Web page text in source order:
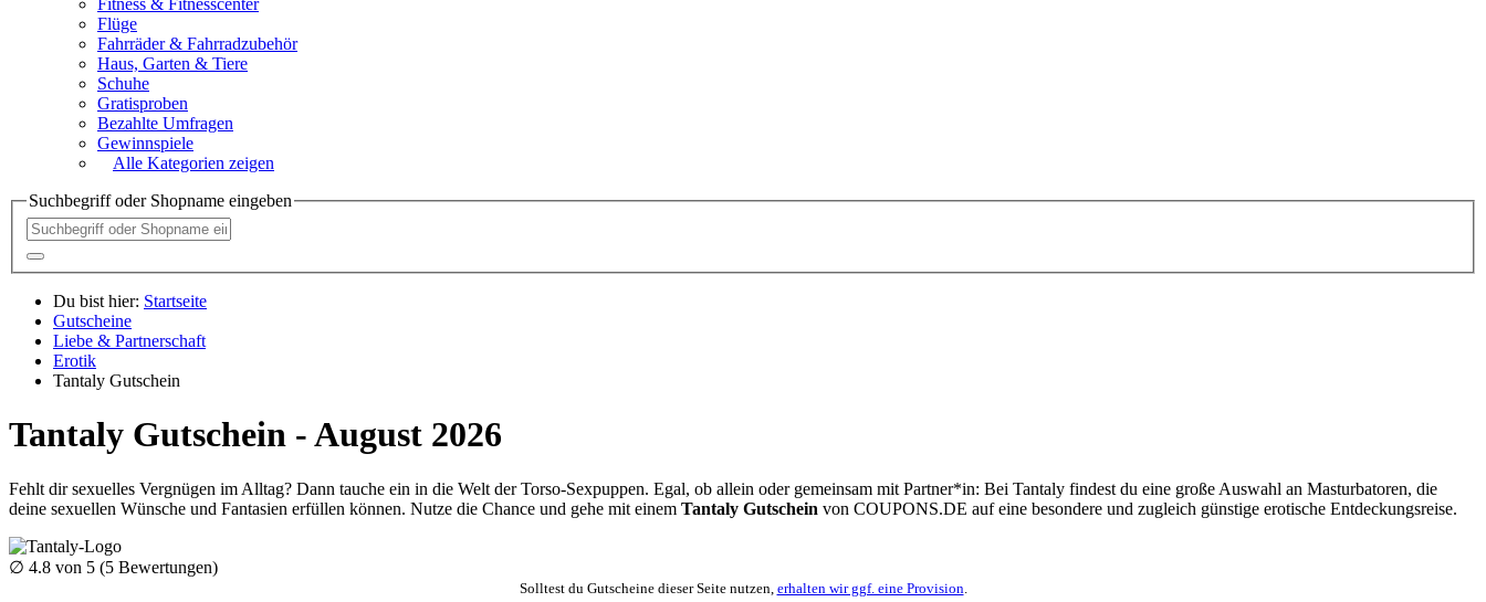
Fitness & Fitnesscenter
Flüge
Fahrräder & Fahrradzubehör
Haus, Garten & Tiere
Schuhe
Gratisproben
Bezahlte Umfragen
Gewinnspiele
Alle Kategorien zeigen
Suchbegriff oder Shopname eingeben
Du bist hier: Startseite
Gutscheine
Liebe & Partnerschaft
Erotik
Tantaly Gutschein
Tantaly Gutschein - August 2026
Fehlt dir sexuelles Vergnügen im Alltag? Dann tauche ein in die Welt der Torso-Sexpuppen. Egal, ob allein oder gemeinsam mit Partner*in: Bei Tantaly findest du eine große Auswahl an Masturbatoren, die
deine sexuellen Wünsche und Fantasien erfüllen können. Nutze die Chance und gehe mit einem Tantaly Gutschein von COUPONS.DE auf eine besondere und zugleich günstige erotische Entdeckungsreise.
∅ 4.8 von 5 (5 Bewertungen)
Solltest du Gutscheine dieser Seite nutzen, erhalten wir ggf. eine Provision